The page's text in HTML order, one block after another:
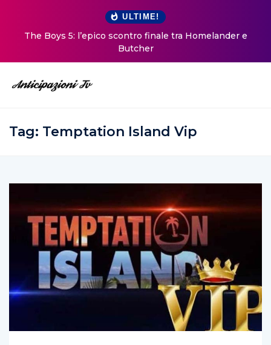
ULTIME!
The Boys 5: l’epico scontro finale tra Homelander e
Butcher
Tag: Temptation Island Vip